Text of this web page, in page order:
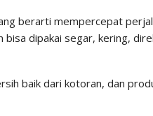
berarti mempercepat
bisa dipakai segar, kering,
baik dari kotoran, dan